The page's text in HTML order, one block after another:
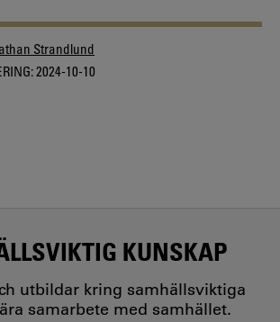
Strandlund
2024-10-10
KUNSKAP
utbildar kring samhällsviktiga
samarbete med samhället.